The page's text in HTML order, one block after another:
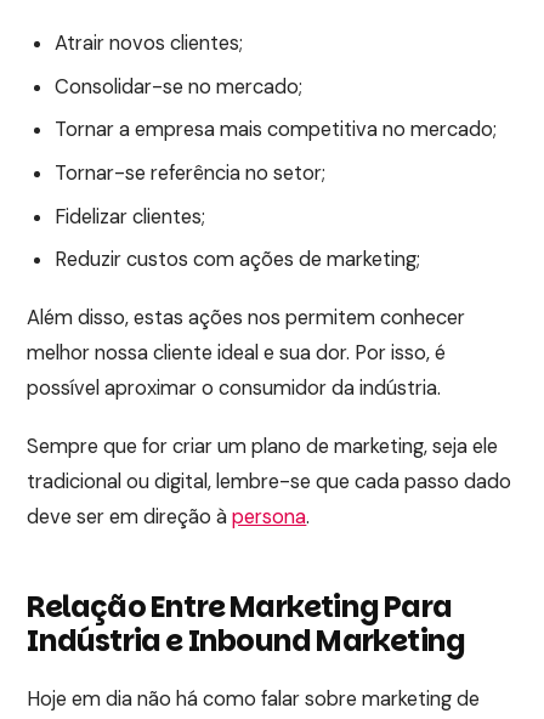
Atrair novos clientes;
Consolidar-se no mercado;
Tornar a empresa mais competitiva no mercado;
Tornar-se referência no setor;
Fidelizar clientes;
Reduzir custos com ações de marketing;
Além disso, estas ações nos permitem conhecer
melhor nossa cliente ideal e sua dor. Por isso, é
possível aproximar o consumidor da indústria.
Sempre que for criar um plano de marketing, seja ele
tradicional ou digital, lembre-se que cada passo dado
deve ser em direção àpersona.
Relação Entre Marketing Para
Indústria e Inbound Marketing
Hoje em dia não há como falar sobre marketing de